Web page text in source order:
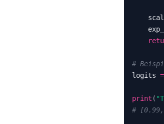
#
logits =
print (
#